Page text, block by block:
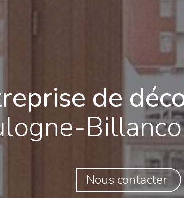
de
Nous contacter